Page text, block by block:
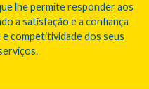
lhe permite responder aos
a satisfação e a confiança
competitividade dos seus